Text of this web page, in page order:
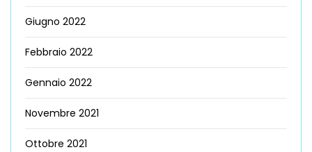
Giugno 2022
Febbraio 2022
Gennaio 2022
Novembre 2021
Ottobre 2021